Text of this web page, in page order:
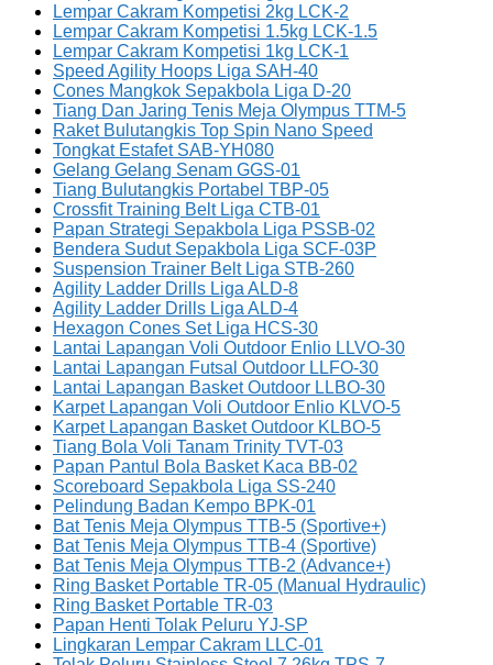
Lempar Cakram Kompetisi 2kg LCK-2
Lempar Cakram Kompetisi 1.5kg LCK-1.5
Lempar Cakram Kompetisi 1kg LCK-1
Speed Agility Hoops Liga SAH-40
Cones Mangkok Sepakbola Liga D-20
Tiang Dan Jaring Tenis Meja Olympus TTM-5
Raket Bulutangkis Top Spin Nano Speed
Tongkat Estafet SAB-YH080
Gelang Gelang Senam GGS-01
Tiang Bulutangkis Portabel TBP-05
Crossfit Training Belt Liga CTB-01
Papan Strategi Sepakbola Liga PSSB-02
Bendera Sudut Sepakbola Liga SCF-03P
Suspension Trainer Belt Liga STB-260
Agility Ladder Drills Liga ALD-8
Agility Ladder Drills Liga ALD-4
Hexagon Cones Set Liga HCS-30
Lantai Lapangan Voli Outdoor Enlio LLVO-30
Lantai Lapangan Futsal Outdoor LLFO-30
Lantai Lapangan Basket Outdoor LLBO-30
Karpet Lapangan Voli Outdoor Enlio KLVO-5
Karpet Lapangan Basket Outdoor KLBO-5
Tiang Bola Voli Tanam Trinity TVT-03
Papan Pantul Bola Basket Kaca BB-02
Scoreboard Sepakbola Liga SS-240
Pelindung Badan Kempo BPK-01
Bat Tenis Meja Olympus TTB-5 (Sportive+)
Bat Tenis Meja Olympus TTB-4 (Sportive)
Bat Tenis Meja Olympus TTB-2 (Advance+)
Ring Basket Portable TR-05 (Manual Hydraulic)
Ring Basket Portable TR-03
Papan Henti Tolak Peluru YJ-SP
Lingkaran Lempar Cakram LLC-01